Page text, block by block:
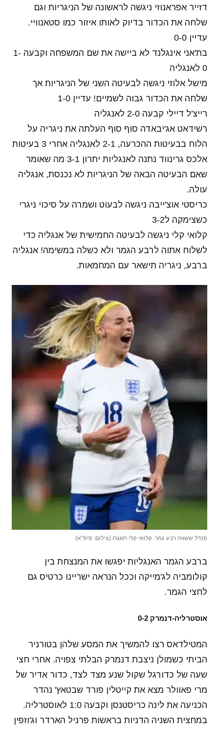
דזייר אפראנוזי ניגשה לראשונה של הניגריות וגם
שלחה את הכדור בדיוק לאותו איזור כמו סטאנוויי.
עדיין 0-0
בת'אני אינגלנד לא ביישה את שם המשפחה וקבעה 1-
0 לאנגליה
מישל אלוזי ניגשה לבעיטה השני של הניגריות אך
שלחה את הכדור גבוה לשמיים! עדיין 1-0
רייצ'ל דיילי קבעה 2-0 לאנגליה
רשידאט אג'יבאדה סוף סוף העלתה את ניגריה על
הלוח בבעיטות ההכרעה, 2-1 לאנגליה אחרי 3 בעיטות
אלכס גרינווד נתנה לאנגליות יתרון 3-1 מה שאומר
שאם הבעיטה הבאה של הניגריות לא נכנסת, אנגליה
עולה.
כריסטי אוצ'ייבה ניגשה לבעוט ושמרה על סיכוי ניגרי
כשצימקה ל3-2
קלואי קלי ניגשה לבעיטה החמישית של אנגליה כדי
לשלוח אתוה לרבע הגמר ולא כשלה במשימה! אנגליה
ברבע, ניגריה תישאר עם המחמאות.
פנדל ששווה רבע גמר. קלואי קלי חוגגת (צילום: פיפ"א)
ברבע הגמר האנגליות יפגשו את המנצחת בין
קולומביה לג'מייקה וככל הנראה ישריינו כרטיס גם
לחצי הגמר.
אוסטרליה-דנמרק 0-2
המטילדאס רצו להמשיך את המסע שלהן בטורניר
הביתי כשמולן ניצבת דנמרק הבלתי צפויה. אחרי חצי
שעה של כדורגל שקול שנע מצד לצד, כדור אדיר של
מרי פאוולר מצא את קייטלין פורד שבטאץ' נהדר
הכניעה את לינה כריסטנסן וקבעה 1:0 לאוסטרליה.
במחצית השניה הדניות בראשות פרניל הארדר וג'וזפין